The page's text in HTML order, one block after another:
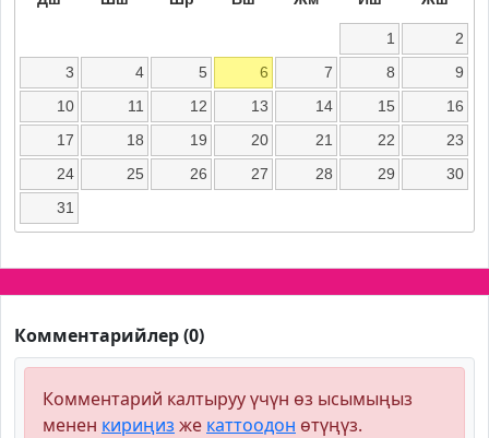
1
2
3
4 5 6 7 8
9
10
11 12 13 14 15
16
17
18 19 20 21 22
23
24
25 26 27 28 29
30
31
Комментарийлер (0)
Комментарий калтыруу үчүн өз ысымыңыз
менен кириңиз же каттоодон өтүңүз.